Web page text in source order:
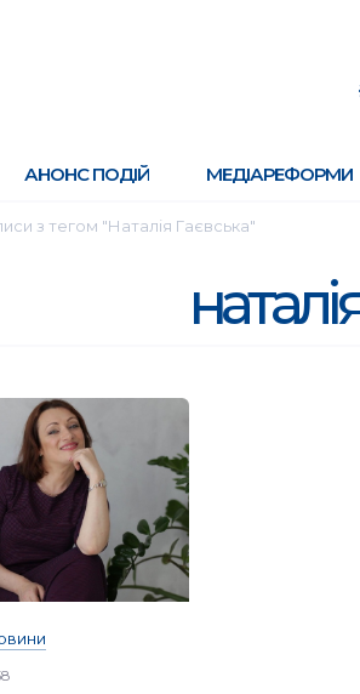
АНОНС ПОДІЙ МЕДІАРЕФОРМИ
з тегом "Наталія Гаєвська"